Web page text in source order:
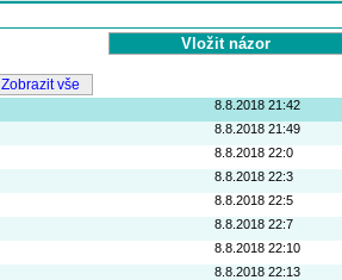
Zobrazit vše
8.8.2018 21:42
8.8.2018 21:49
8.8.2018 22:0
8.8.2018 22:3
8.8.2018 22:5
8.8.2018 22:7
8.8.2018 22:10
8.8.2018 22:13